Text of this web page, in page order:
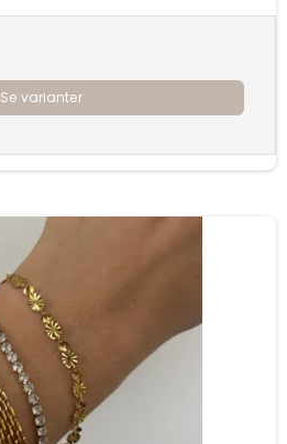
Se varianter